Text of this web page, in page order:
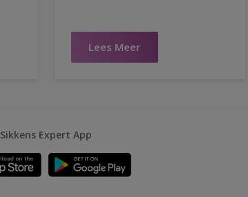
Lees Meer
Sikkens Expert App